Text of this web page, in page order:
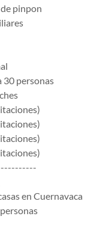
pinpon
30 personas
en Cuernavaca